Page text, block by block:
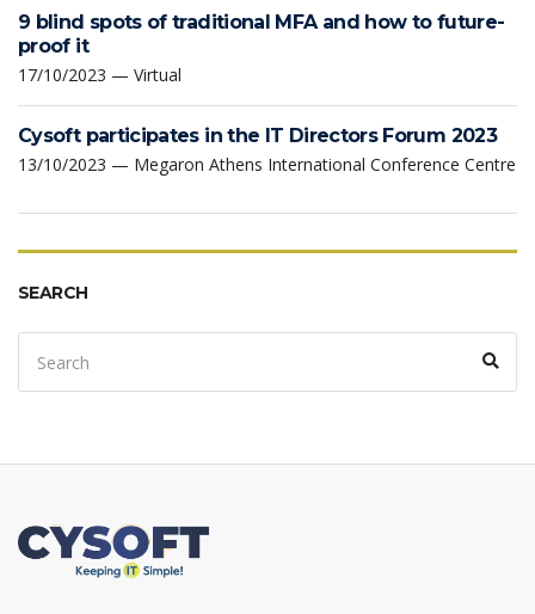
9 blind spots of traditional MFA and how to future-
proof it
17/10/2023 — Virtual
Cysoft participates in the IT Directors Forum 2023
13/10/2023 — Megaron Athens International Conference Centre
SEARCH
Search
for: